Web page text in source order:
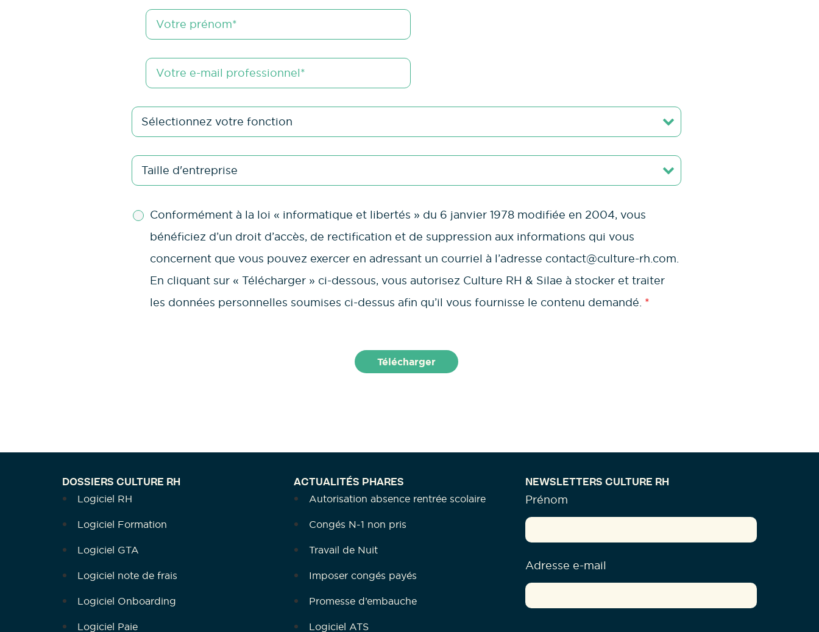
Conformément à la loi « informatique et libertés » du 6 janvier 1978 modifiée en 2004, vous
bénéficiez d’un droit d’accès, de rectification et de suppression aux informations qui vous
concernent que vous pouvez exercer en adressant un courriel à l’adresse contact@culture-rh.com.
En cliquant sur « Télécharger » ci-dessous, vous autorisez Culture RH & Silae à stocker et traiter
les données personnelles soumises ci-dessus afin qu’il vous fournisse le contenu demandé. *
DOSSIERS CULTURE RH
Logiciel RH
Logiciel Formation
Logiciel GTA
Logiciel note de frais
Logiciel Onboarding
Logiciel Paie
ACTUALITÉS PHARES
Autorisation absence rentrée scolaire
Congés N-1 non pris
Travail de Nuit
Imposer congés payés
Promesse d’embauche
Logiciel ATS
NEWSLETTERS CULTURE RH
Prénom
Adresse e-mail